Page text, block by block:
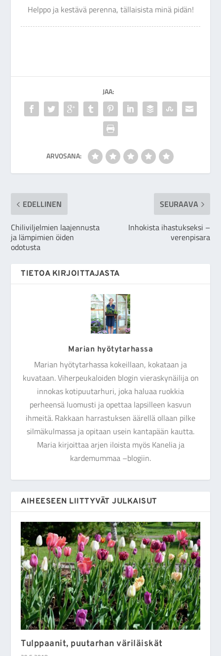
Helppo ja kestävä perenna, tällaisista minä pidän!
JAA:
ARVOSANA:
EDELLINEN
Chiliviljelmien laajennusta
ja lämpimien öiden
odotusta
SEURAAVA
Inhokista ihastukseksi –
verenpisara
TIETOA KIRJOITTAJASTA
Marian hyötytarhassa
Marian hyötytarhassa kokeillaan, kokataan ja
kuvataan. Viherpeukaloiden blogin vieraskynäilija on
innokas kotipuutarhuri, joka haluaa ruokkia
perheensä luomusti ja opettaa lapsilleen kasvun
ihmeitä. Rakkaan harrastuksen äärellä ollaan pilke
silmäkulmassa ja opitaan usein kantapään kautta.
Maria kirjoittaa arjen iloista myös Kanelia ja
kardemummaa –blogiin.
AIHEESEEN LIITTYVÄT JULKAISUT
Tulppaanit, puutarhan väriläiskät